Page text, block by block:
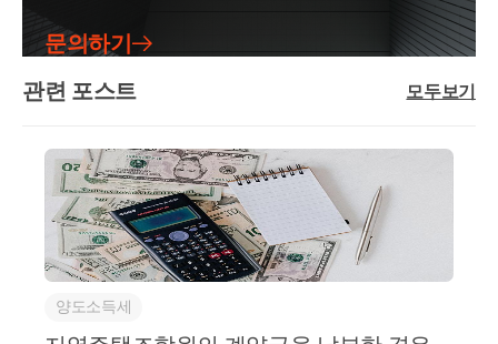
게 임대보증금 반환○ 22.xx월 이후 임대차계약 체결 예
정2. 질의내용○ 주택을 취득하면서 주택의 전 소유자
를 임차인으로 하는 임대차계약을 체결하는 경우,- 당
해 임대차계약이 소득령§155의3에 따른 직전 임대차
의 매도자와 체결한 임대차계약이직전임대차계약에
해당하는지서면-2023-부동산-1332 [부동산납세과-240
1]등록일자 : 2023.11.03.생산일자 : 2023.10.13.요지주택
을 취득하면서 해당 주택의 매도자와 임대차계약 계약
을 체결하여 실제 1년 6개월 이상 임대한 경우 직전임
대차계약에 해당함회신귀 질의의 경우, 기존 해석사례
인 “서면-2022-법규재산-4083, 2022.11.02” 를 참고하시
기 바랍니다.○ 서면-2022-법규재산-4083, 2022.11.02.1
료의 공급가액에서 차감할 수 있는지 여부3. 관련법령
○부가가치세법§29 (과세표준) ①재화 또는 용역의 공
급에 대한 부가가치세의 과세표준은 해당 과세기간에
다. 이 경우 대금, 요금, 수수료, 그 밖에 어떤 명목이든
상관없이 재화 또는 용역을 공급받는 자로부터 받는
금전적 가치 있는 모든 것을 포함하되, 부가가치세는
포함하지 아니한다.6.외상거래, 할부거래, 대통령령으
로 정하는 마일리지 등으로 대금의 전부 또는 일부를
결제하는 거래 등 그 밖의 방법으로 재화 또는 용역을
공급하는 경우: 공급 형태 등을 고려하여 대통령령으
있기때문에 이를 잘 알아두셨다가 적용하시면 될 것입
니다. 현재 상황이 복잡하거나 애매하시면 반드시 세
무사와 상담 후 의사결정을 하시는 것이 좋습니다.도
전화를 주시거나cta_moonyh@naver.com으로 연락을 주
시면 됩니다!★주요 경력- 121,000건 이상의 세금 상담
및 용역- 600건 이상의 경정청구를 통한 약 25억 이상
세금 환급- 세무사 플랫폼 '택슬리' 상담 및 후기 1위 (약
4,000건 이상 상담)- 전문가 플랫폼 '아하커넥츠' 상담
및 후기 1위 (약 500건 이상 상담)- 지식공유플랫폼 '아
문의하기
관련 포스트
모두보기
양도소득세